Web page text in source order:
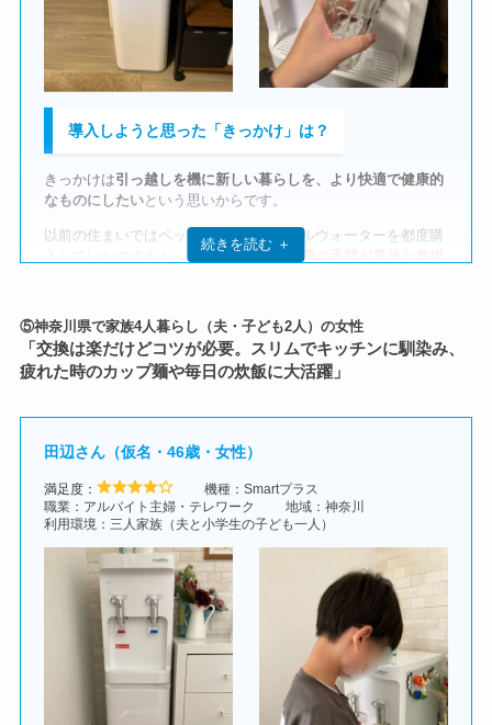
い と感じています。
導入してみて、生活はどう変わった？
家族全体の生活リズムに、
た。
き、体を内側から整える時間を取れる ようになりました。
ンクバーのような感覚で楽しんでくれています。
何より、温水・冷水がすぐ使えるという利便性が、日常のあら
ゆる場面に小さな快適さを与えてくれるようになりました。
乳児を育てていた時期は、 粉ミルクを作るたびにサーバーを使
いまは子どもたちも大きくなり、朝起きてすぐに、
ーターサーバーからお水をコップに入れるのが日課
ます。
料理やインスタント食品を作る際には熱湯がすぐに使える
ので
重宝していますし、夜寝る前や起きた後に白湯を飲む習慣がで
きたのも、このサーバーのおかげです。
温水と冷水を混ぜて自分好みの温度に調整できるのは、細かい
ですが嬉しい機能です。
サーバーの設置についてはどうだった？
てきました。
設置作業自体は簡単で特に困ることはありませんでした
屋が狭いので動線の確保が難しかったです。
シンプルなデザインで、カラーも無難にホワイトにしたので、
費用についてはどう思う？
我が家では大体1ヶ月にボトル1本（12リットル）を消費してお
り、オプションの安心サービス料や電気代を入れると月々約
かかっています。
スーパーなどでミネラルウォーターを箱買いすると、一般的な
ブランドのもので12リットル分が約600円〜700円程度なので、
サーバーの方が割高感はありコストパフォーマンスは良くあり
数あるサーバーから、コスモウォーターを選んだ理
シンプルで大きくない、使いやすさもあるウォーターサーバー
水道水を濾過して使うタイプは職場で使っていますが、おいし
た。
また、ロフェオはサニクリーンさんが持ってくるイメージなの
で、平日共働きだと受け取りもしにくいだろうと考えました。
サーバーの設置した日の感想は？
まりなく、場所も色々変えられるし、なんと言ってもスッキリ
しているので、ソファの隙間や家具のほんの隙間にぴったり合
うことに感動 しました！
設置もあまり時間かからず、飲むまでに少し時間はかかりまし
たが、子供達と感動していました！
ちなみに水嫌いの私の一口目の感想は、
これだったら飲め
る！！！なめらか！でした！
費用についてはどう思う？
導入しようと思った「きっかけ」は？
きっかけは引っ越しを機に新しい暮らしを、より快適で健康的
なものにしたいという思いからです。
以前の住まいではペットボトルのミネラルウォーターを都度購
買い出しやゴミ処理の手間が意外と負担
が確保できたので、導入するなら今しかない！と思い、契約し
ました。
数あるサーバーから、コスモウォーターを選んだ理
続きを読む ＋
⑤神奈川県で家族4人暮らし（夫・子ども2人）の女性
「交換は楽だけどコツが必要。スリムでキッチンに馴染み、
疲れた時のカップ麺や毎日の炊飯に大活躍」
田辺さん（仮名・46歳・女性）
満足度：
機種：Smartプラス
職業：アルバイト主婦・テレワーク
地域：神奈川
利用環境：三人家族（夫と小学生の子ども一人）